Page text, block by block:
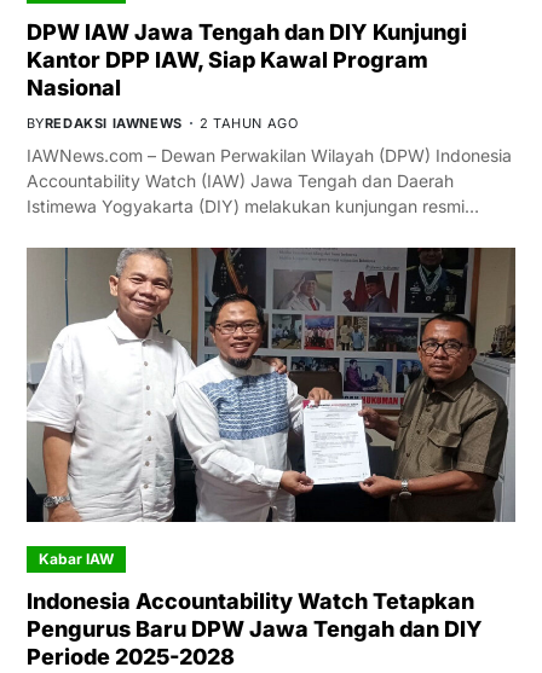
DPW IAW Jawa Tengah dan DIY Kunjungi
Kantor DPP IAW, Siap Kawal Program
Nasional
BYREDAKSI IAWNEWS 2 TAHUN AGO
IAWNews.com – Dewan Perwakilan Wilayah (DPW) Indonesia
Accountability Watch (IAW) Jawa Tengah dan Daerah
Istimewa Yogyakarta (DIY) melakukan kunjungan resmi…
Kabar IAW
Indonesia Accountability Watch Tetapkan
Pengurus Baru DPW Jawa Tengah dan DIY
Periode 2025-2028